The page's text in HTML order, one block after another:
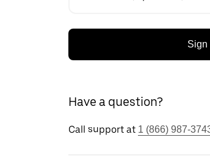
Sign
Have a question?
Call support at 1 (866) 987-